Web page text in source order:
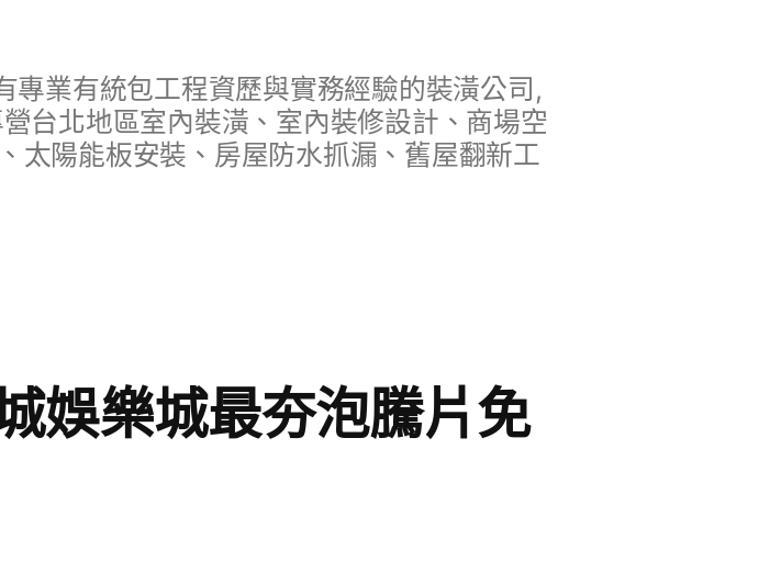
專業有統包工程資歷與實務經驗的裝潢公司,
台北地區室內裝潢、室內裝修設計、商場空
太陽能板安裝、房屋防水抓漏、舊屋翻新工
娛樂城最夯泡騰片免